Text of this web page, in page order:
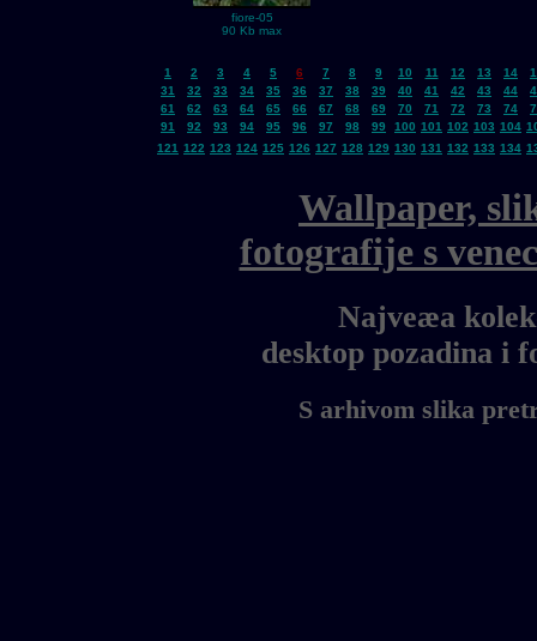
fiore-05
90 Kb max
1 2 3 4 5 6 7 8 9 10 11 12 13 14
31
32 33 34 35 36 37 38 39 40 41 42 43 44
61
62 63 64 65 66 67 68 69 70 71 72 73 74
91
92 93 94 95 96 97 98 99 100 101 102 103 104
121 122 123 124 125 126 127 128 129 130 131 132 133 134
Wallpaper,
fotografije s
Najveæa
desktop pozadina i
S arhivom slika